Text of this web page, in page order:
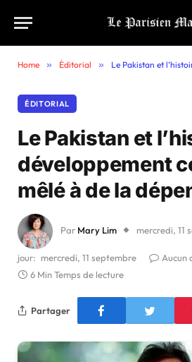
Home » Éditorial » Le Pakistan et l’histoire d’un
ÉDITORIAL
Le Pakistan et
développement
mêlé à de la
Par Mary Lim mercredi, 11
jour: mercredi, 11 septembre
Aucun
6 Min Temps de lecture
Partager